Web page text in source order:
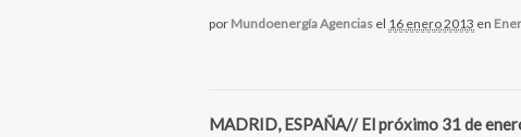
por Mundoenergía Agencias el 16 enero 2013 en
MADRID, ESPAÑA// El próximo 31 de